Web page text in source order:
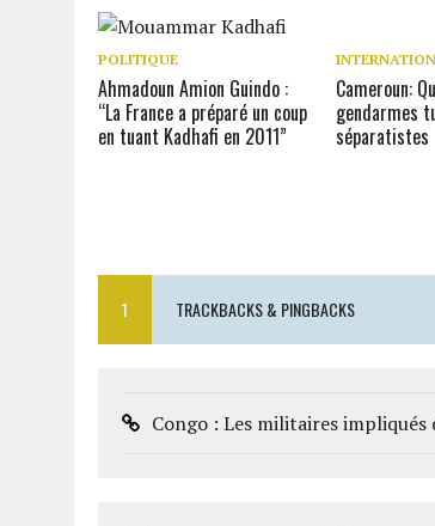
POLITIQUE
Ahmadoun Amion Guindo :
“La France a préparé un coup
en tuant Kadhafi en 2011”
Cameroun:
gendarmes
séparatistes
1 TRACKBACKS & PINGBACKS
Congo : Les militaires